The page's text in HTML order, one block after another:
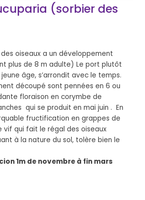
(sorbier des
des oiseaux a un développement
plus de 8 m adulte) Le port plutôt
âge, s’arrondit avec le temps.
découpé sont pennées en 6 ou
floraison en corymbe de
qui se produit en mai juin . En
fructification en grappes de
qui fait le régal des oiseaux
à la nature du sol, tolère bien le
1m de novembre à fin mars